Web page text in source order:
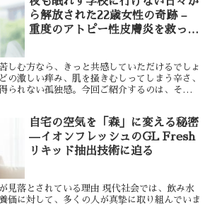
ら解放された22歳女性の奇跡 –
重度のアトピー性皮膚炎を救った
しむ方なら、きっと共感していただけるでしょ
の激しい痒み、肌を掻きむしってしまう辛さ、
られない孤独感。今回ご紹介するのは、そんな
自宅の空気を「森」に変える秘密
—イオンフレッシュのGL Fresh
リキッド抽出技術に迫る
見落とされている理由 現代社会では、飲み水
価に対して、多くの人が真摯に取り組んでいま